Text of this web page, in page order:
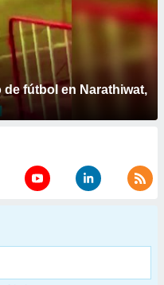
fútbol en Narathiwat,